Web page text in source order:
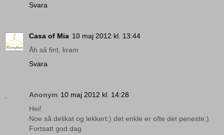
Svara
Casa of Mia 10 maj 2012 kl. 13:44
Åh så fint, kram
Svara
Anonym 10 maj 2012 kl. 14:28
Hei!
Noe så delikat og lekkert:) det enkle er ofte det peneste:)
Fortsatt god dag